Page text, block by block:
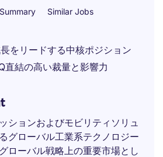
Summary Similar Jobs
をリードする中核ポジション
直結の高い裁量と影響力
ションおよびモビリティソリュ
グローバル工業系テクノロジー
ローバル戦略上の重要市場とし